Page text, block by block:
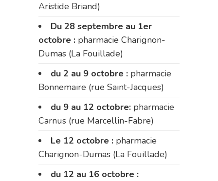
Aristide Briand)
Du 28 septembre au 1er
octobre : pharmacie Charignon-
Dumas (La Fouillade)
du 2 au 9 octobre : pharmacie
Bonnemaire (rue Saint-Jacques)
du 9 au 12 octobre: pharmacie
Carnus (rue Marcellin-Fabre)
Le 12 octobre : pharmacie
Charignon-Dumas (La Fouillade)
du 12 au 16 octobre :